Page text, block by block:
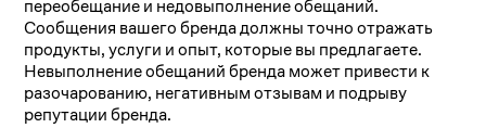
переобещание и недовыполнение обещаний.
Сообщения вашего бренда должны точно отражать
продукты, услуги и опыт, которые вы предлагаете.
Невыполнение обещаний бренда может привести к
разочарованию, негативным отзывам и подрыву
репутации бренда.